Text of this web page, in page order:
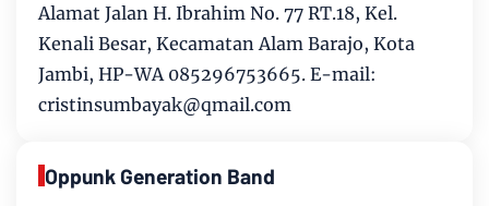
Alamat Jalan H. Ibrahim No. 77 RT.18, Kel.
Kenali Besar, Kecamatan Alam Barajo, Kota
Jambi, HP-WA 085296753665. E-mail:
cristinsumbayak@qmail.com
Oppunk Generation Band